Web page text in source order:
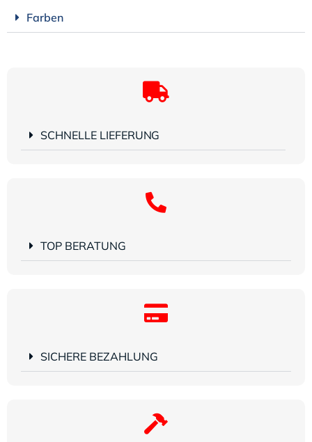
Farben
SCHNELLE LIEFERUNG
TOP BERATUNG
SICHERE BEZAHLUNG